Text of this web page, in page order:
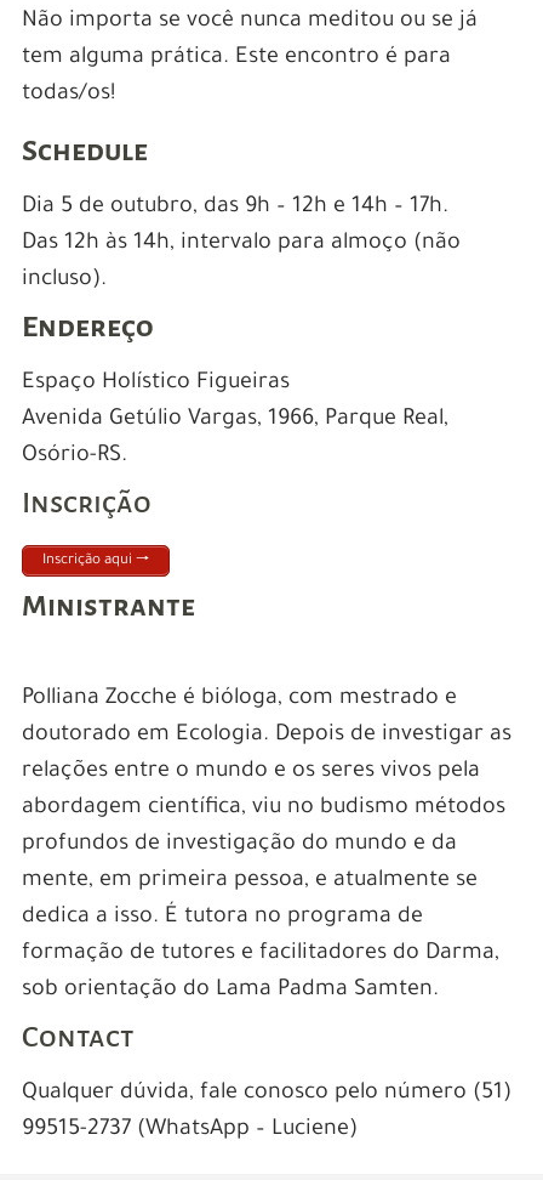
Não importa se você nunca meditou ou se já
tem alguma prática. Este encontro é para
todas/os!
Schedule
Dia 5 de outubro, das 9h – 12h e 14h – 17h.
Das 12h às 14h, intervalo para almoço (não
incluso).
Endereço
Espaço Holístico Figueiras
Avenida Getúlio Vargas, 1966, Parque Real,
Osório-RS.
Inscrição
Inscrição aqui 🠒
Ministrante
Polliana Zocche é bióloga, com mestrado e
doutorado em Ecologia. Depois de investigar as
relações entre o mundo e os seres vivos pela
abordagem científica, viu no budismo métodos
profundos de investigação do mundo e da
mente, em primeira pessoa, e atualmente se
dedica a isso. É tutora no programa de
formação de tutores e facilitadores do Darma,
sob orientação do Lama Padma Samten.
Contact
Qualquer dúvida, fale conosco pelo número (51)
99515-2737 (WhatsApp – Luciene)